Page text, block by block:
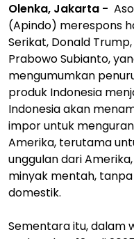
Olenka, Jakarta -
(Apindo) merespons
Serikat, Donald
Prabowo Subianto,
mengumumkan
produk Indonesia
Indonesia akan
impor untuk
Amerika, terutama
unggulan dari
minyak mentah,
domestik.
Sementara itu, dalam